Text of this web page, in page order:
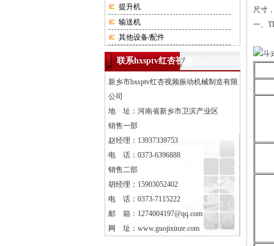
提升机
输送机
其他设备/配件
联系hxsptv红杏视频
新乡市hxsptv红杏视频振动机械制造有限
公司
地 址：河南省新乡市卫滨产业区
销售一部
赵经理：13937339753
电 话：0373-6396888
销售二部
胡经理：15903052402
电 话：0373-7115222
邮 箱：1274004197@qq.com
网 址： www.guojixinze.com
尺寸
一